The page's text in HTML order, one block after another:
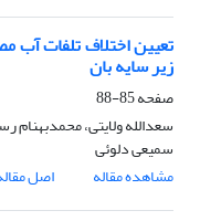
تعیین اختلاف تلفات
زیر سایه بان
صفحه85-88
سعدالله ولایتی، محمدبهنام
سمیعی دلوئی
مشاهده مقاله
اصل